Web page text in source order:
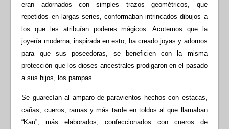
eran adornados con simples trazos geométricos, que
repetidos en largas series, conformaban intrincados dibujos a
los que les atribuían poderes mágicos. Acotemos que la
joyería moderna, inspirada en esto, ha creado joyas y adornos
para que sus poseedoras, se beneficien con la misma
protección que los dioses ancestrales prodigaron en el pasado
a sus hijos, los pampas.
Se guarecían al amparo de paravientos hechos con estacas,
cañas, cueros, ramas y más tarde en toldos al que llamaban
“Kau”, más elaborados, confeccionados con cueros de